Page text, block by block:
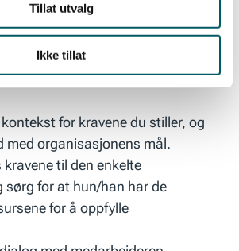
Tillat utvalg
Ikke tillat
for å stille
kontekst for kravene du stiller, og
med organisasjonens mål.
kravene til den enkelte
sørg for at hun/han har de
for å oppfylle